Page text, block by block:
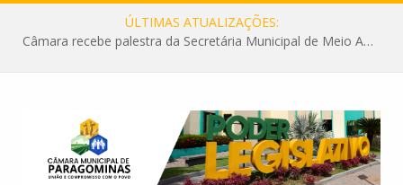
ÚLTIMAS ATUALIZAÇÕES:
Câmara recebe palestra da Secretária Municipal de Meio Ambiente sobre as ações da “SEMANA DO MEIO AMBIENTE”